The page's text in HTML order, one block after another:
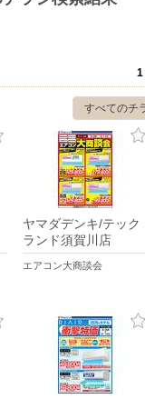
1
すべてのチ
ヤマダデンキ/テック
ランド須賀川店
エアコン大商談会